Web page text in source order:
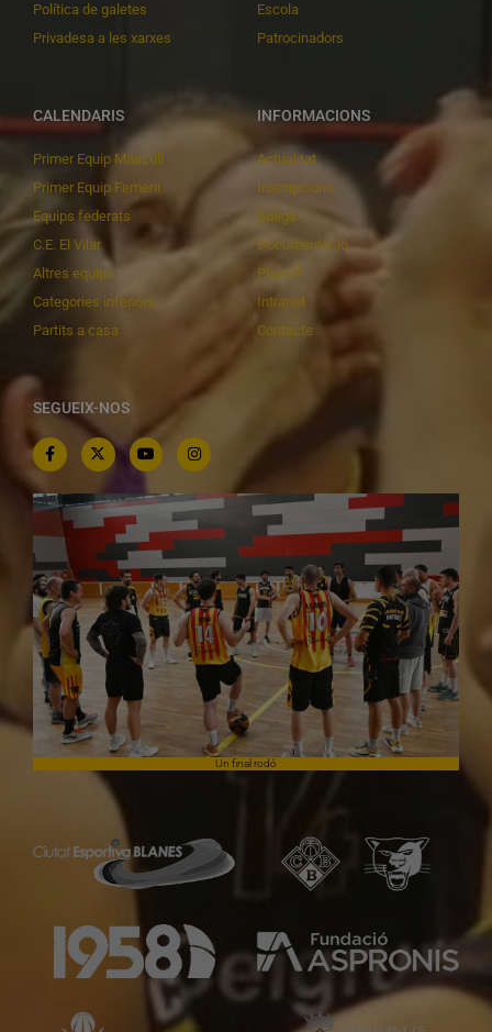
Política de galetes
Privadesa a les xarxes
Escola
Patrocinadors
CALENDARIS
Primer Equip Masculí
Primer Equip Femení
Equips federats
C.E. El Vilar
Altres equips
Categories inferiors
Partits a casa
INFORMACIONS
Actualitat
Inscripcions
Botiga
Documentació
Playoff
Intranet
Contacte
SEGUEIX-NOS
Un final rodó